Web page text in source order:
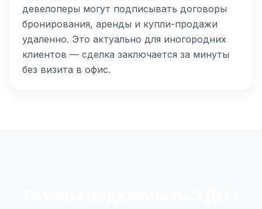
девелоперы могут подписывать договоры
бронирования, аренды и купли-продажи
удаленно. Это актуально для иногородних
клиентов — сделка заключается за минуты
без визита в офис.